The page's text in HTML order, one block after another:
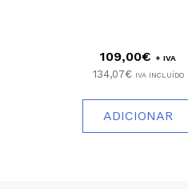
109,00€ + IVA
134,07€ IVA INCLUÍDO
ADICIONAR